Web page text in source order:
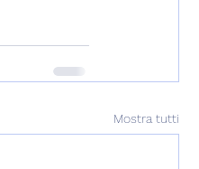
Mostra tutti